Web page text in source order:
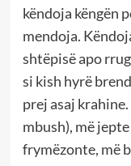
këndoja këngën
mendoja.
shtëpisë apo
si kish hyrë
prej asaj
mbush), më
frymëzonte, më